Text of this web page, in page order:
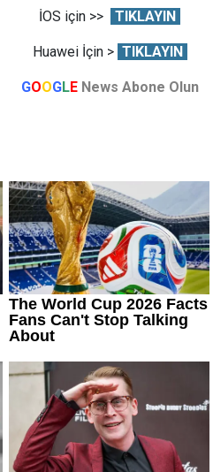
İOS için >> TIKLAYIN
Huawei İçin > TIKLAYIN
GOOGLE News Abone Olun